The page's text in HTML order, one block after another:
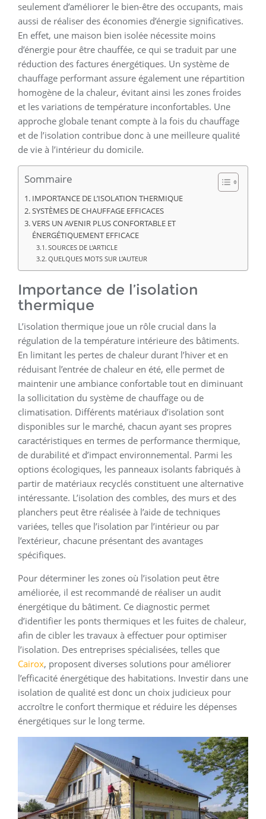
seulement d’améliorer le bien-être des occupants, mais
aussi de réaliser des économies d’énergie significatives.
En effet, une maison bien isolée nécessite moins
d’énergie pour être chauffée, ce qui se traduit par une
réduction des factures énergétiques. Un système de
chauffage performant assure également une répartition
homogène de la chaleur, évitant ainsi les zones froides
et les variations de température inconfortables. Une
approche globale tenant compte à la fois du chauffage
et de l’isolation contribue donc à une meilleure qualité
de vie à l’intérieur du domicile.
Sommaire
IMPORTANCE DE L’ISOLATION THERMIQUE
SYSTÈMES DE CHAUFFAGE EFFICACES
VERS UN AVENIR PLUS CONFORTABLE ET
ÉNERGÉTIQUEMENT EFFICACE
SOURCES DE L’ARTICLE
QUELQUES MOTS SUR L’AUTEUR
Importance de l’isolation
thermique
L’isolation thermique joue un rôle crucial dans la
régulation de la température intérieure des bâtiments.
En limitant les pertes de chaleur durant l’hiver et en
réduisant l’entrée de chaleur en été, elle permet de
maintenir une ambiance confortable tout en diminuant
la sollicitation du système de chauffage ou de
climatisation. Différents matériaux d’isolation sont
disponibles sur le marché, chacun ayant ses propres
caractéristiques en termes de performance thermique,
de durabilité et d’impact environnemental. Parmi les
options écologiques, les panneaux isolants fabriqués à
partir de matériaux recyclés constituent une alternative
intéressante. L’isolation des combles, des murs et des
planchers peut être réalisée à l’aide de techniques
variées, telles que l’isolation par l’intérieur ou par
l’extérieur, chacune présentant des avantages
spécifiques.
Pour déterminer les zones où l’isolation peut être
améliorée, il est recommandé de réaliser un audit
énergétique du bâtiment. Ce diagnostic permet
d’identifier les ponts thermiques et les fuites de chaleur,
afin de cibler les travaux à effectuer pour optimiser
l’isolation. Des entreprises spécialisées, telles que
Cairox, proposent diverses solutions pour améliorer
l’efficacité énergétique des habitations. Investir dans une
isolation de qualité est donc un choix judicieux pour
accroître le confort thermique et réduire les dépenses
énergétiques sur le long terme.